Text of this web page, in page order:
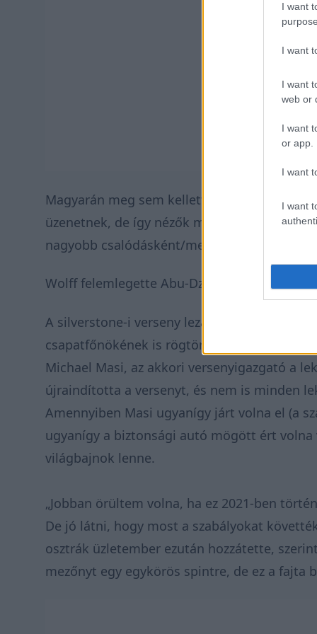
I want
I want
I want
web or
I want
or app.
I want
I want
Magyarán meg sem kellett volna jelennie a
üzenetnek, de így nézők milliói
nagyobb csalódásként/
Wolff felemlegette Abu-Dzabit
A silverstone-i verseny lezárása
csapatfőnökének is rögtön a hírhedt 2021-
Michael Masi, az akkori versenyigazgató a
újraindította a versenyt, és nem is minden
Amennyiben Masi ugyanígy járt volna el (a
ugyanígy a biztonsági autó mögött ért
világbajnok lenne.
„Jobban örültem volna, ha ez 2021-ben
De jó látni, hogy most a szabályokat
osztrák üzletember ezután hozzátette,
mezőnyt egy egykörös spintre, de ez a fajta